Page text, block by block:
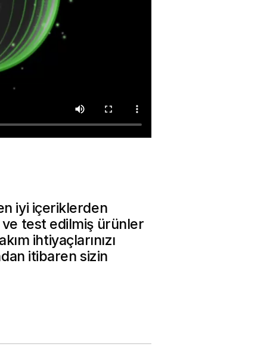
iyi içeriklerden
ve test edilmiş ürünler
ihtiyaçlarınızı
itibaren sizin